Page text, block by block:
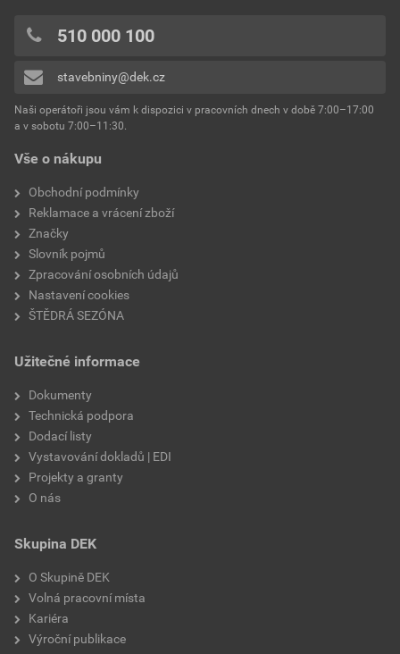
Vše o nákupu
Obchodní podmínky
Reklamace a vrácení zboží
Značky
Slovník pojmů
Zpracování osobních údajů
Nastavení cookies
ŠTĚDRÁ SEZÓNA
Užitečné informace
Dokumenty
Technická podpora
Dodací listy
Vystavování dokladů | EDI
Projekty a granty
O nás
Skupina DEK
O Skupině DEK
Volná pracovní místa
Kariéra
Výroční publikace
510 000 100
stavebniny@dek.cz
Naši operátoři jsou vám k dispozici v pracovních dnech v době 7:00–17:00
a v sobotu 7:00–11:30.